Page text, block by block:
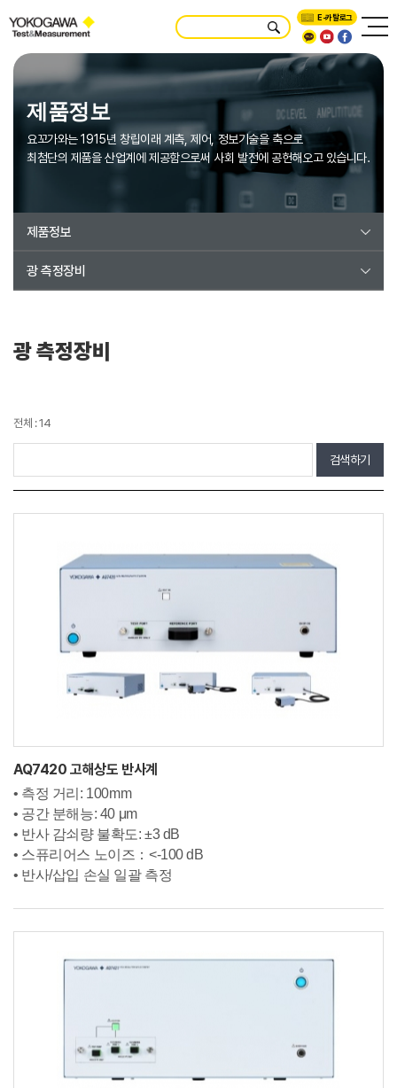
E-카탈로그
제품정보
요꼬가와는 1915년 창립이래 계측, 제어, 정보기술을 축으로
최첨단의 제품을 산업계에 제공함으로써 사회 발전에 공헌해오고 있습니다.
제품정보
광 측정장비
광 측정장비
전체 : 14
검색하기
AQ7420 고해상도 반사계
• 측정 거리: 100mm
• 공간 분해능: 40 μm
• 반사 감쇠량 불확도: ±3 dB
• 스퓨리어스 노이즈：<-100 dB
• 반사/삽입 손실 일괄 측정